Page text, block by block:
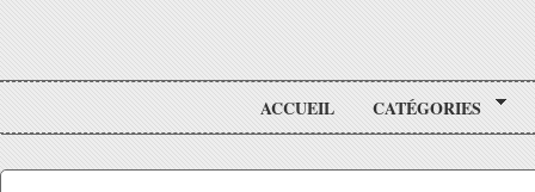
ACCUEIL CATÉGORIES